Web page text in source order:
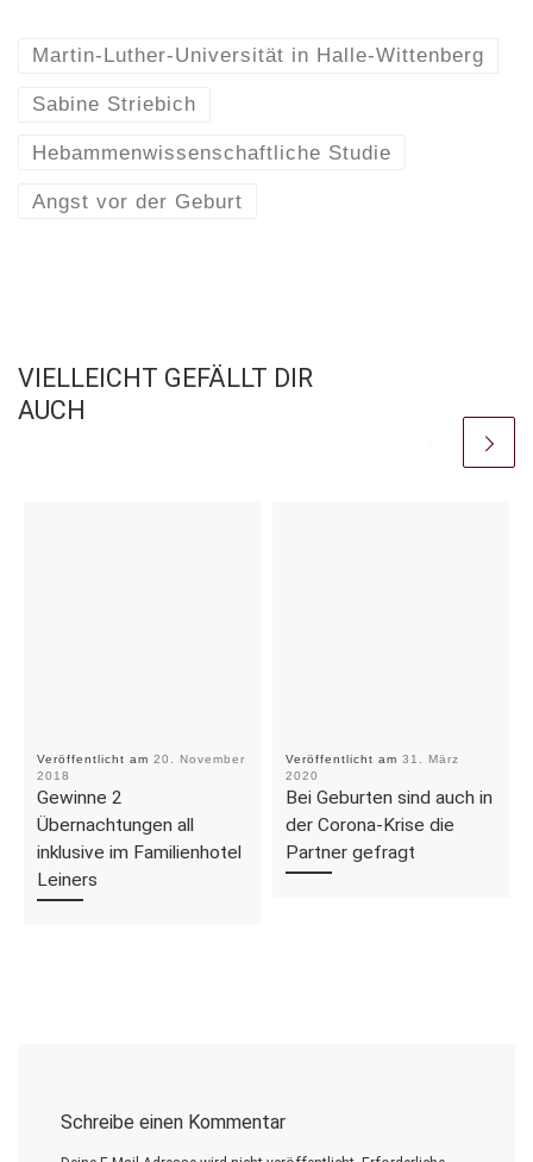
Martin-Luther-Universität in Halle-Wittenberg
Sabine Striebich
Hebammenwissenschaftliche Studie
Angst vor der Geburt
VIELLEICHT GEFÄLLT DIR
AUCH
Veröffentlicht am20. November
2018
Gewinne 2
Übernachtungen all
inklusive im Familienhotel
Leiners
Veröffentlicht am31. März
2020
Bei Geburten sind auch in
der Corona-Krise die
Partner gefragt
Schreibe einen Kommentar